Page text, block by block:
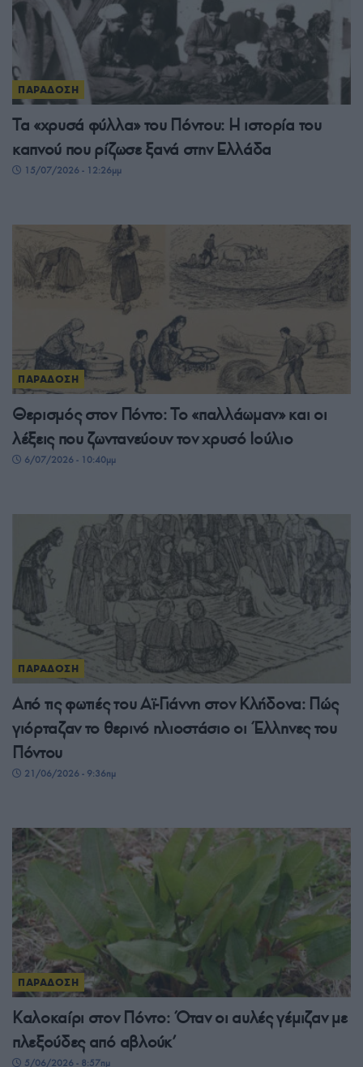
ΠΑΡΑΔΟΣΗ
Τα «χρυσά φύλλα» του Πόντου: Η ιστορία του
καπνού που ρίζωσε ξανά στην Ελλάδα
15/07/2026 - 12:26μμ
ΠΑΡΑΔΟΣΗ
Θερισμός στον Πόντο: Το «παλλάωμαν» και οι
λέξεις που ζωντανεύουν τον χρυσό Ιούλιο
6/07/2026 - 10:40μμ
ΠΑΡΑΔΟΣΗ
Από τις φωτιές του Αϊ-Γιάννη στον Κλήδονα: Πώς
γιόρταζαν το θερινό ηλιοστάσιο οι Έλληνες του
Πόντου
21/06/2026 - 9:36πμ
ΠΑΡΑΔΟΣΗ
Καλοκαίρι στον Πόντο: Όταν οι αυλές γέμιζαν με
πλεξούδες από αβλούκ’
5/06/2026 - 8:57πμ